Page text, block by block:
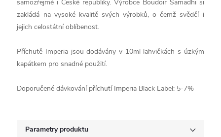
samozřejmě i České republiky. Výrobce Boudoir Samadhi si
zakládá na vysoké kvalitě svých výrobků, o čemž svědčí i
jejich celostátní oblíbenost.
Příchutě Imperia jsou dodávány v 10ml lahvičkách s úzkým
kapátkem pro snadné použití.
Doporučené dávkování příchutí Imperia Black Label: 5-7%
Parametry produktu